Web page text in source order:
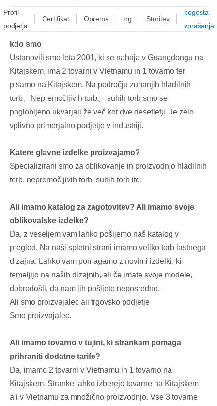
Profil
podjetja
Certifikat Oprema trg Storitev
pogosta
vprašanja
kdo smo
Ustanovili smo leta 2001, ki se nahaja v Guangdongu na
Kitajskem, ima 2 tovarni v Vietnamu in 1 tovarno ter
pisarno na Kitajskem. Na področju zunanjih hladilnih
torb、Nepremočljivih torb、 suhih torb smo se
poglobljeno ukvarjali že več kot dve desetletji. Je zelo
vplivno primerjalno podjetje v industriji.
Katere glavne izdelke proizvajamo?
Specializirani smo za oblikovanje in proizvodnjo hladilnih
torb, nepremočljivih torb, suhih torb itd.
Ali imamo katalog za zagotovitev? Ali imamo svoje
oblikovalske izdelke?
Da, z veseljem vam lahko pošljemo naš katalog v
pregled. Na naši spletni strani imamo veliko torb lastnega
dizajna. Lahko vam pomagamo z novimi izdelki, ki
temeljijo na naših dizajnih, ali če imate svoje modele,
dobrodošli, da nam jih pošljete neposredno.
Ali smo proizvajalec ali trgovsko podjetje
Smo proizvajalec.
Ali imamo tovarno v tujini, ki strankam pomaga
prihraniti dodatne tarife?
Da, imamo 2 tovarni v Vietnamu in 1 tovarno na
Kitajskem. Stranke lahko izberejo tovarne na Kitajskem
ali v Vietnamu za množično proizvodnjo. Vse 3 tovarne